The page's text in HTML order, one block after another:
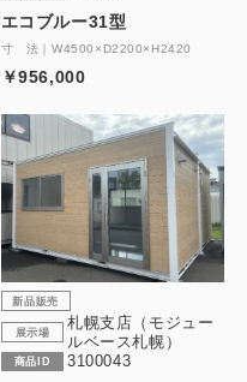
エコブルー31型
寸 法｜W4500×D2200×H2420
￥956,000
新品販売
展示場
札幌支店（モジュー
ルベース札幌）
商品ID 3100043